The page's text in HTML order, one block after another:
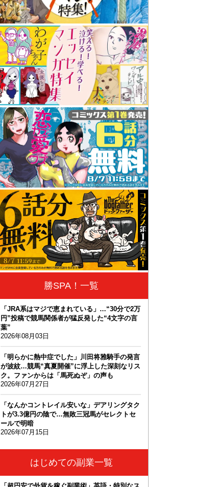
勝SPA！一覧
「JRA系はマジで恵まれている」…“30分で2万
円”投稿で競馬関係者が猛反発した“4文字の言
葉”
2026年08月03日
「明らかに熱中症でした」川田将雅騎手の発言
が波紋…競馬“真夏開催”に浮上した深刻なリス
ク。ファンからは「馬死ぬぞ」の声も
2026年07月27日
「なんかコントレイル安いな」デアリングタク
トが3.3億円の陰で…無敗三冠馬がセレクトセ
ールで明暗
2026年07月15日
はじめての副業一覧